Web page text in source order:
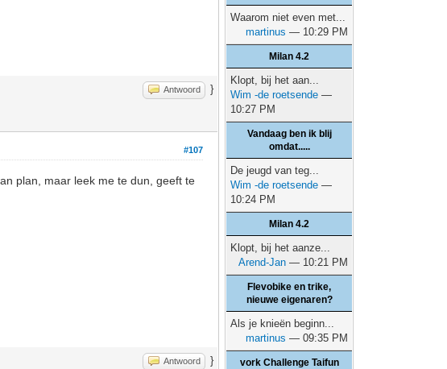
Antwoord }
#107
plan, maar leek me te dun, geeft te
Antwoord }
Waarom niet even met...
martinus — 10:29 PM
Milan 4.2
Klopt, bij het aan...
Wim -de roetsende —
10:27 PM
Vandaag ben ik blij
omdat.....
De jeugd van teg...
Wim -de roetsende —
10:24 PM
Milan 4.2
Klopt, bij het aanze...
Arend-Jan — 10:21 PM
Flevobike en trike,
nieuwe eigenaren?
Als je knieën beginn...
martinus — 09:35 PM
vork Challenge Taifun